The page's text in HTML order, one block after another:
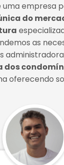
uma empresa
do
as
dos
oferecendo